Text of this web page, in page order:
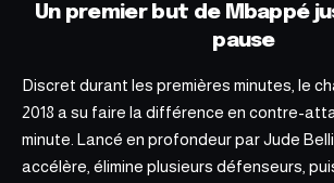
Un premier but de Mbappé
pause
Discret durant les premières minutes, le
2018 a su faire la différence en contre-
minute. Lancé en profondeur par Jude
accélère, élimine plusieurs défenseurs,